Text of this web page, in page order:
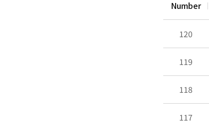
Number
120
119
118
117